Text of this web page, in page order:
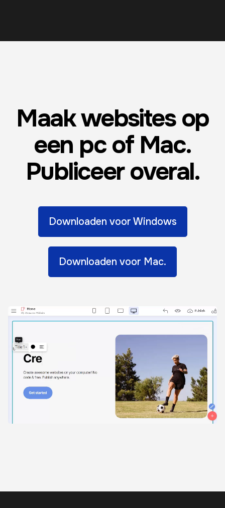
Maak websites op
een pc of Mac.
Publiceer overal.
Downloaden voor Windows
Downloaden voor Mac.